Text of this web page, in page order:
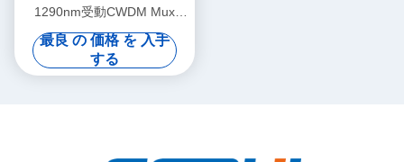
1290nm受動CWDM Mux
Demuxのモジュール
最良 の 価格 を 入手
する